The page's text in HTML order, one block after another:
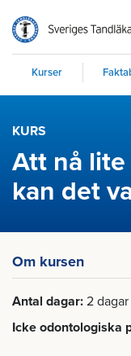
Kurser
KURS
Att nå
kan det
Om kursen
Antal dagar 2 dagar
Icke odontologiska